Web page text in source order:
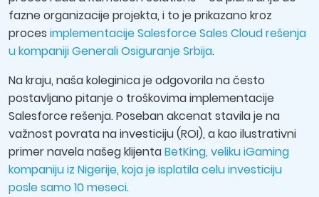
fazne organizacije projekta, i to je prikazano kroz
proces implementacije Salesforce Sales Cloud rešenja
u kompaniji Generali Osiguranje Srbija.
Na kraju, naša koleginica je odgovorila na često
postavljano pitanje o troškovima implementacije
Salesforce rešenja. Poseban akcenat stavila je na
važnost povrata na investiciju (ROI), a kao ilustrativni
primer navela našeg klijentaBetKing, veliku iGaming
kompaniju iz Nigerije, koja je isplatila celu investiciju
posle samo 10 meseci.